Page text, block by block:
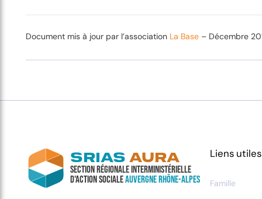
Document mis à jour par l’association La Base– Décembre
SRIAS AURA
Section Régionale Interministérielle
d'Action SocialeAuvergne Rhône-Alpes
Liens utiles
Famille